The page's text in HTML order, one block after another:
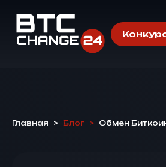
Главная > Блог > Обмен